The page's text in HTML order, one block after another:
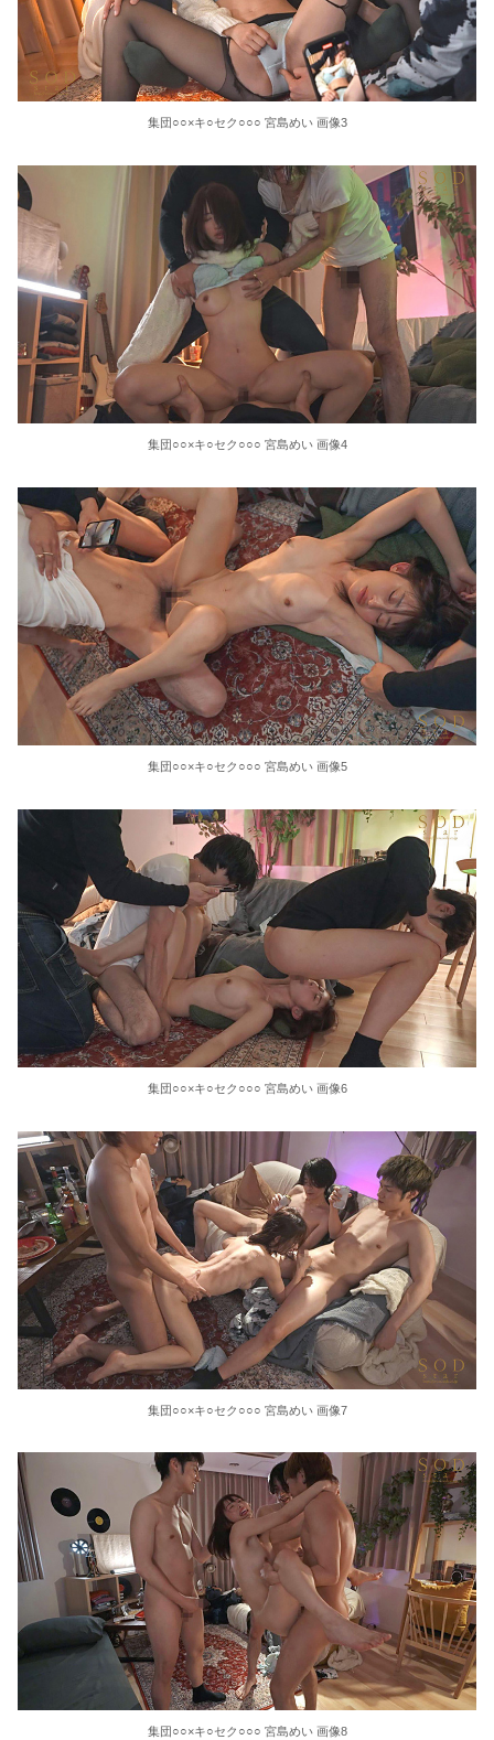
【画像】まんさん「貧乳だから男水着で市民プールいったら周りがコソコソしだしてやばいwww」5万いいね
職場の人妻と不倫をして、ついに、、、
猫キャバならぬ猫旅館とか出来たらいいのに。 全室猫付で寝るときはもれなく添い寝してくれるの。【再】
音羽紀香 お股ぱっくりマッサージがいいですね～！
東大教授「今は織田信長は天才ではなく凡人だったという説が強いがそれは違うと思う」
激しく揺れる小さな胸が愛おしくてたまらない
【ＳＭ・調教】出会い系でエッチした最高のドＭ女
松居一代 画像36枚【ヌード】
素人ＡＶ面接 ~ロリ娘にセクシーランジェリーを着せて生中ハメ~
まんチラの誘惑 ~ダチの母ちゃんと~
アラサー喪女の暴走オーガズム
月刊 古瀬玲
激しめイラマが好き！
クーラーボックス積んで出発→途中で買い足し…50代公務員の“ドライブ”が地獄すぎた 他
【画像】長濱ねる(27歳)の乳がヤバイと話題にｗｗｗｗ1700万バズｗｗｗｗｗｗｗｗｗｗ 他
【画像】人気Vチューバーさん、とんでもない姿を披露ｗｗｗｗｗｗｗｗｗｗ 他
【悲報】2050年の日本、独身ボッチ祭りが現実になるとかｗｗｗｗ 他
Powered by livedoor 相互RSS
集団○○×キ○セク○○○ 宮島めい 画像3
集団○○×キ○セク○○○ 宮島めい 画像4
集団○○×キ○セク○○○ 宮島めい 画像5
集団○○×キ○セク○○○ 宮島めい 画像6
集団○○×キ○セク○○○ 宮島めい 画像7
集団○○×キ○セク○○○ 宮島めい 画像8